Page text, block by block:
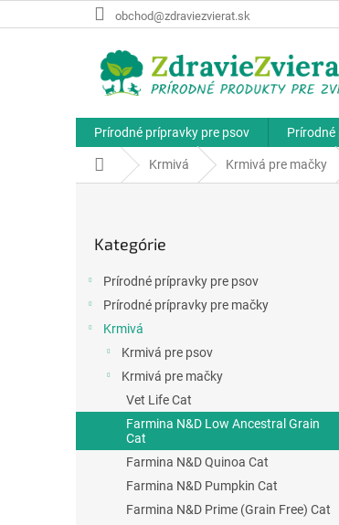
na
obchod@zdraviezvierat.sk
Prírodné prípravky pre psov Prírodné
DomovKrmivá Krmivá pre mačky
kategórie
Kategórie
Prírodné prípravky pre psov
Prírodné prípravky pre mačky
Krmivá
Krmivá pre psov
Krmivá pre mačky
Vet Life Cat
Farmina N&D Low Ancestral Grain
Cat
Farmina N&D Quinoa Cat
Farmina N&D Pumpkin Cat
Farmina N&D Prime (Grain Free) Cat